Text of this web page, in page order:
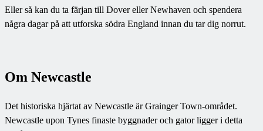
Eller så kan du ta färjan till Dover eller Newhaven och spendera
några dagar på att utforska södra England innan du tar dig norrut.
Om Newcastle
Det historiska hjärtat av Newcastle är Grainger Town-området.
Newcastle upon Tynes finaste byggnader och gator ligger i detta